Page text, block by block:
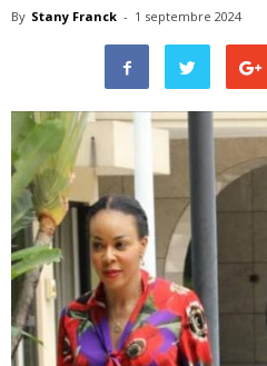
By Stany Franck - 1 septembre 2024